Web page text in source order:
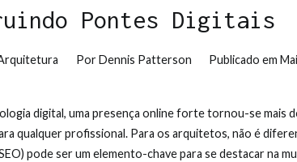
Pontes Digitais
PorDennis Patterson Publicado em
digital, uma presença online forte tornou-se mais
qualquer profissional. Para os arquitetos, não é
pode ser um elemento-chave para se destacar na